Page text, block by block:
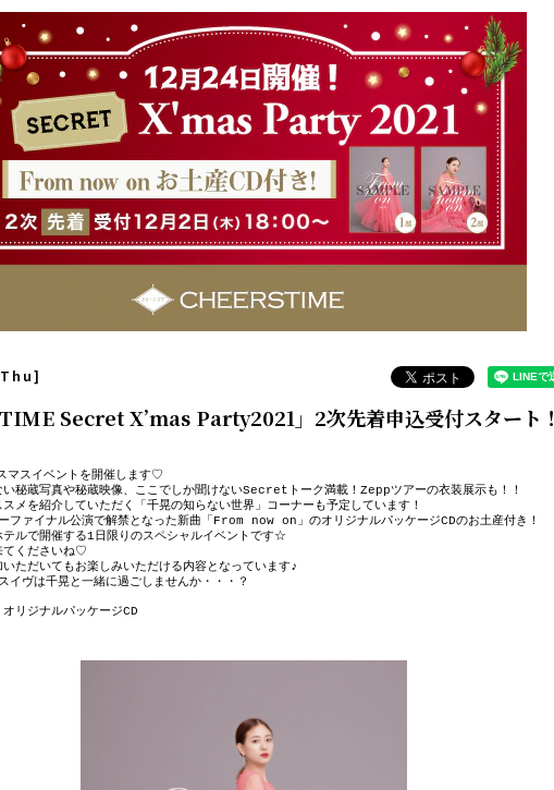
Secret X’mas Party2021」2次先着申込受付スタート！
マスイベントを開催します♡
秘蔵写真や秘蔵映像、ここでしか聞けないSecret トーク満載！ Zeppツアーの衣装展示も！！
メを紹介していただく「千晃の知らない世界」コーナーも予定しています！
ファイナル公演で解禁となった新曲「 From now on 」のオリジナルパッケージCDのお土産付き！
ルで開催する1 日限りのスペシャルイベントです☆
てくださいね♡
ただいてもお楽しみいただける内容となっています♪
イヴは千晃と一緒に過ごしませんか・・・？
オリジナルパッケージCD